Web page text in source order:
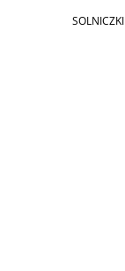
SOLNICZKI